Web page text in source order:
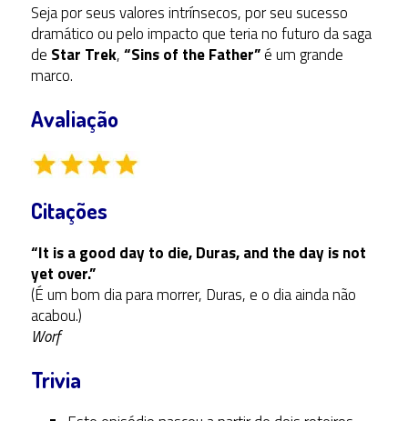
Seja por seus valores intrínsecos, por seu sucesso
dramático ou pelo impacto que teria no futuro da saga
de Star Trek,“Sins of the Father”é um grande
marco.
Avaliação
Citações
“It is a good day to die, Duras, and the day is not
yet over.”
(É um bom dia para morrer, Duras, e o dia ainda não
acabou.)
Worf
Trivia